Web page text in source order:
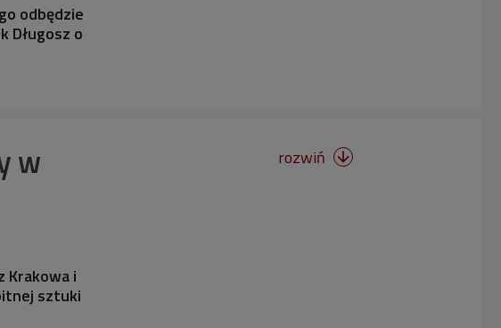
odbędzie
Długosz o
w
Krakowa i
sztuki
rozwiń 